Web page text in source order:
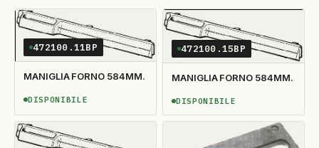
472100.11BP
MANIGLIA FORNO 584MM.
DISPONIBILE
DISPONIBILE
472100.15BP
MANIGLIA FORNO 584MM.
DISPONIBILE
DISPONIBILE